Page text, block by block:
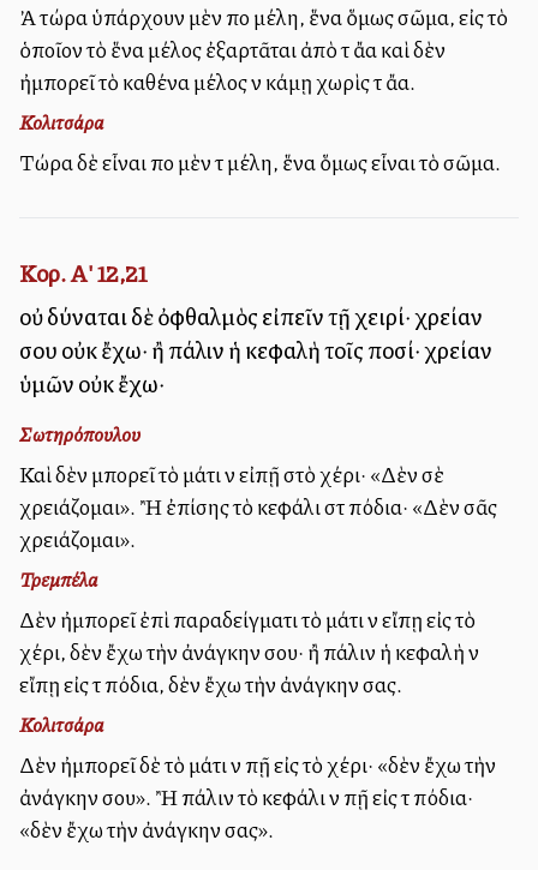
Ἀλλὰ τώρα ὑπάρχουν μὲν πολλὰ μέλη, ἕνα ὅμως σῶμα, εἰς τὸ
ὁποῖον τὸ ἕνα μέλος ἐξαρτᾶται ἀπὸ τὰ ἄλλα καὶ δὲν
ἠμπορεῖ τὸ καθένα μέλος νὰ κάμῃ χωρὶς τὰ ἄλλα.
Κολιτσάρα
Τώρα δὲ εἶναι πολλὰ μὲν τὰ μέλη, ἕνα ὅμως εἶναι τὸ σῶμα.
Κορ. Α' 12,21
οὐ δύναται δὲ ὀφθαλμὸς εἰπεῖν τῇ χειρί· χρείαν
σου οὐκ ἔχω· ἢ πάλιν ἡ κεφαλὴ τοῖς ποσί· χρείαν
ὑμῶν οὐκ ἔχω·
Σωτηρόπουλου
Καὶ δὲν μπορεῖ τὸ μάτι νὰ εἰπῇ στὸ χέρι· «Δὲν σὲ
χρειάζομαι». Ἢ ἐπίσης τὸ κεφάλι στὰ πόδια· «Δὲν σᾶς
χρειάζομαι».
Τρεμπέλα
Δὲν ἠμπορεῖ ἐπὶ παραδείγματι τὸ μάτι νὰ εἴπῃ εἰς τὸ
χέρι, δὲν ἔχω τὴν ἀνάγκην σου· ἢ πάλιν ἡ κεφαλὴ νὰ
εἴπῃ εἰς τὰ πόδια, δὲν ἔχω τὴν ἀνάγκην σας.
Κολιτσάρα
Δὲν ἠμπορεῖ δὲ τὸ μάτι νὰ πῇ εἰς τὸ χέρι· «δὲν ἔχω τὴν
ἀνάγκην σου». Ἢ πάλιν τὸ κεφάλι νὰ πῇ εἰς τὰ πόδια·
«δὲν ἔχω τὴν ἀνάγκην σας».